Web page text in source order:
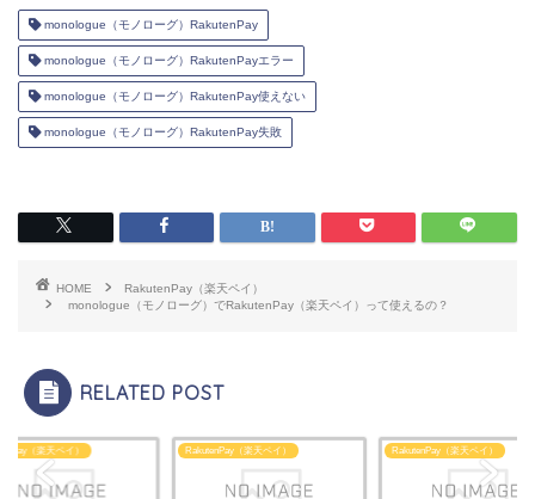
monologue（モノローグ）RakutenPay
monologue（モノローグ）RakutenPayエラー
monologue（モノローグ）RakutenPay使えない
monologue（モノローグ）RakutenPay失敗
HOME
RakutenPay（楽天ペイ）
monologue（モノローグ）でRakutenPay（楽天ペイ）って使えるの？
RELATED POST
（楽天ペイ） RakutenPay（楽天ペイ） RakutenPay（楽天ペイ）